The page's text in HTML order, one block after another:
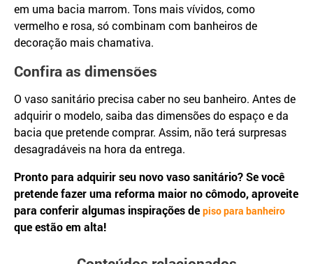
em uma bacia marrom. Tons mais vívidos, como
vermelho e rosa, só combinam com banheiros de
decoração mais chamativa.
Confira as dimensões
O vaso sanitário precisa caber no seu banheiro. Antes de
adquirir o modelo, saiba das dimensões do espaço e da
bacia que pretende comprar. Assim, não terá surpresas
desagradáveis na hora da entrega.
Pronto para adquirir seu novo vaso sanitário? Se você
pretende fazer uma reforma maior no cômodo, aproveite
para conferir algumas inspirações de piso para banheiro
que estão em alta!